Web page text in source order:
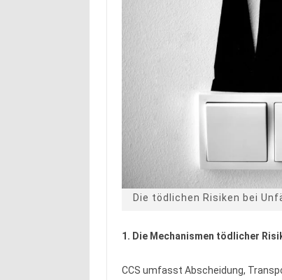
Die tödlichen Risiken bei
1. Die Mechanismen tödlicher
CCS umfasst Abscheidung,